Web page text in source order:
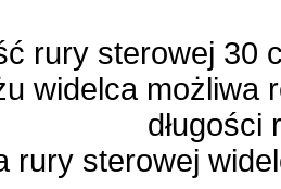
rury sterowej 30
widelca możliwa
długości
rury sterowej